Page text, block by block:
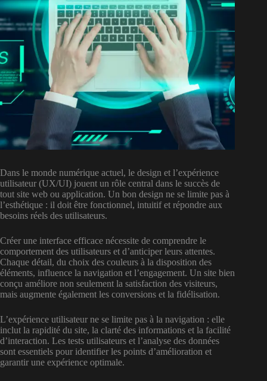
Dans le monde numérique actuel, le design et l’expérience
utilisateur (UX/UI) jouent un rôle central dans le succès de
tout site web ou application. Un bon design ne se limite pas à
l’esthétique : il doit être fonctionnel, intuitif et répondre aux
besoins réels des utilisateurs.
Créer une interface efficace nécessite de comprendre le
comportement des utilisateurs et d’anticiper leurs attentes.
Chaque détail, du choix des couleurs à la disposition des
éléments, influence la navigation et l’engagement. Un site bien
conçu améliore non seulement la satisfaction des visiteurs,
mais augmente également les conversions et la fidélisation.
L’expérience utilisateur ne se limite pas à la navigation : elle
inclut la rapidité du site, la clarté des informations et la facilité
d’interaction. Les tests utilisateurs et l’analyse des données
sont essentiels pour identifier les points d’amélioration et
garantir une expérience optimale.